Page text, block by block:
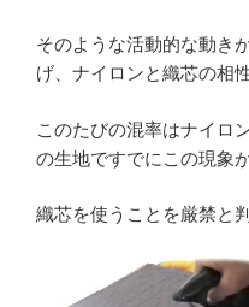
そのような活動的な動き
げ、ナイロンと織芯の相
このたびの混率はナイロ
の生地ですでにこの現象
織芯を使うことを厳禁と